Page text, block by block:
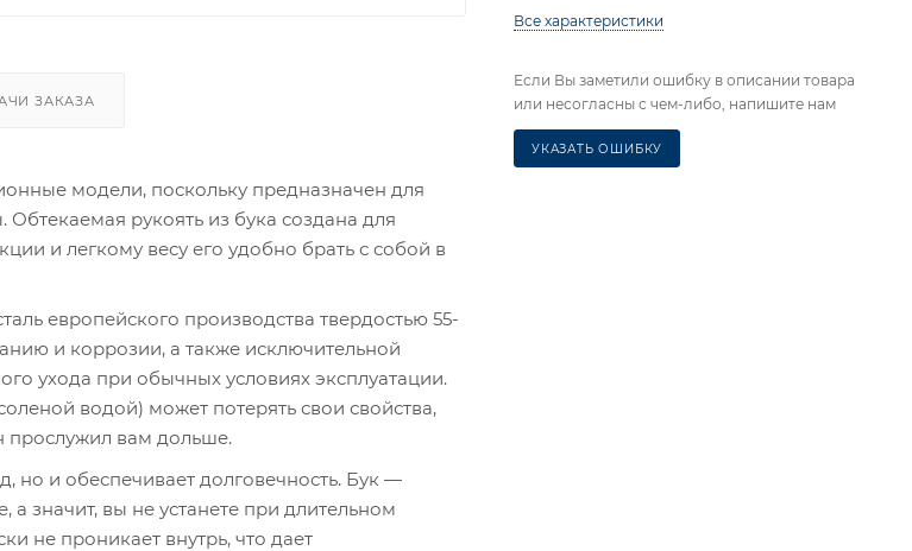
ЗАКАЗА
модели, поскольку предназначен для
рукоять из бука создана для
и легкому весу его удобно брать с собой в
европейского производства твердостью 55-
и коррозии, а также исключительной
ухода при обычных условиях эксплуатации.
водой) может потерять свои свойства,
прослужил вам дольше.
но и обеспечивает долговечность. Бук —
значит, вы не устанете при длительном
не проникает внутрь, что дает
Все характеристики
Если Вы заметили ошибку в описании товара
или несогласны с чем-либо, напишите нам
УКАЗАТЬ ОШИБКУ